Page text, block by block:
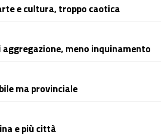
e cultura, troppo caotica
aggregazione, meno inquinamento
ma provinciale
e più città